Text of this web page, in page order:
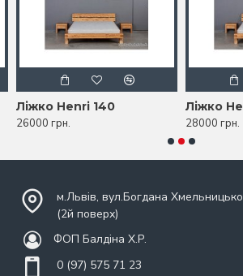
Ліжко Henri 140
26000 грн.
Ліжко
28000 грн.
м.Львів, вул.Богдана
(2й поверх)
ФОП Балдіна Х.Р.
0 (97) 575 71 23